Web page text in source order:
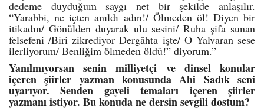
dedeme duyduğum saygı net bir şekilde anlaşılır.
“Yarabbi, ne içten anıldı adın!/ Ölmeden öl! Diyen bir
itikadın/ Gönülden duyarak ulu sesini/ Ruha şifa sunan
felsefeni /Biri zikrediyor Dergâhta işte/ O Yalvaran sese
ilerliyorum/ Benliğim ölmeden öldü!” diyorum.”
Yanılmıyorsan senin milliyetçi ve dinsel konular
içeren şiirler yazman konusunda Ahi Sadık seni
uyarıyor. Senden gayeli temaları içeren şiirler
yazmanı istiyor. Bu konuda ne dersin sevgili dostum?